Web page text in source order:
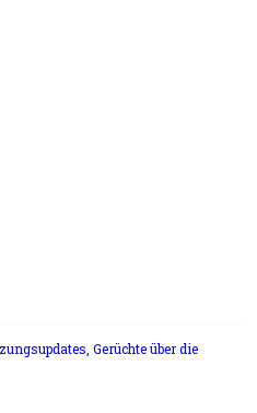
Gerüchte über die